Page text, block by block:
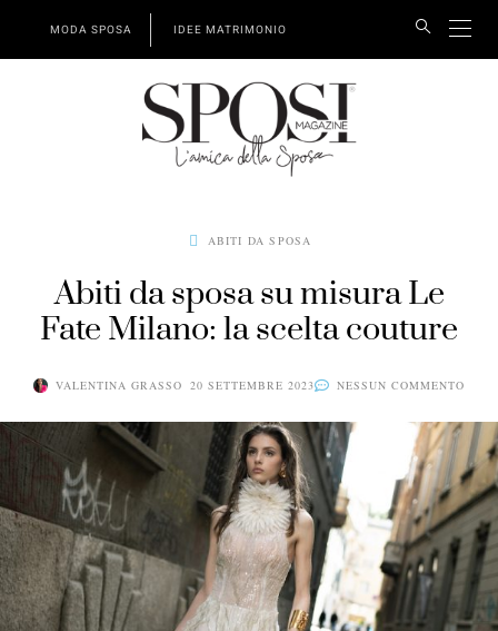
MODA SPOSA IDEE MATRIMONIO
ABITI DA SPOSA
Abiti da sposa su misura Le
Fate Milano: la scelta couture
VALENTINA GRASSO 20 SETTEMBRE 2023 NESSUN COMMENTO